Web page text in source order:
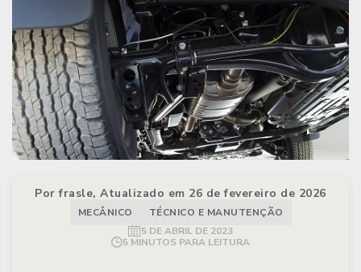
Por frasle, Atualizado em 26 de fevereiro de 2026
MECÂNICO
TÉCNICO E MANUTENÇÃO
5 DE ABRIL DE 2023
5 MINUTOS PARA LEITURA